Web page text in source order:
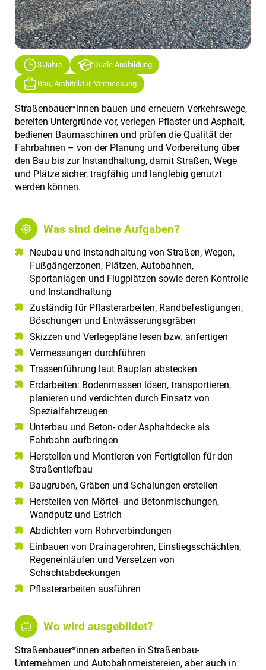
3 Jahre Duale Ausbildung
Bau, Architektur, Vermessung
Straßenbauer*innen bauen und erneuern Verkehrswege,
bereiten Untergründe vor, verlegen Pflaster und Asphalt,
bedienen Baumaschinen und prüfen die Qualität der
Fahrbahnen – von der Planung und Vorbereitung über
den Bau bis zur Instandhaltung, damit Straßen, Wege
und Plätze sicher, tragfähig und langlebig genutzt
werden können.
Was sind deine Aufgaben?
Neubau und Instandhaltung von Straßen, Wegen,
Fußgängerzonen, Plätzen, Autobahnen,
Sportanlagen und Flugplätzen sowie deren Kontrolle
und Instandhaltung
Zuständig für Pflasterarbeiten, Randbefestigungen,
Böschungen und Entwässerungsgräben
Skizzen und Verlegepläne lesen bzw. anfertigen
Vermessungen durchführen
Trassenführung laut Bauplan abstecken
Erdarbeiten: Bodenmassen lösen, transportieren,
planieren und verdichten durch Einsatz von
Spezialfahrzeugen
Unterbau und Beton- oder Asphaltdecke als
Fahrbahn aufbringen
Herstellen und Montieren von Fertigteilen für den
Straßentiefbau
Baugruben, Gräben und Schalungen erstellen
Herstellen von Mörtel- und Betonmischungen,
Wandputz und Estrich
Abdichten vorn Rohrverbindungen
Einbauen von Drainagerohren, Einstiegsschächten,
Regeneinläufen und Versetzen von
Schachtabdeckungen
Pflasterarbeiten ausführen
Wo wird ausgebildet?
Straßenbauer*innen arbeiten in Straßenbau-
Unternehmen und Autobahnmeistereien, aber auch in